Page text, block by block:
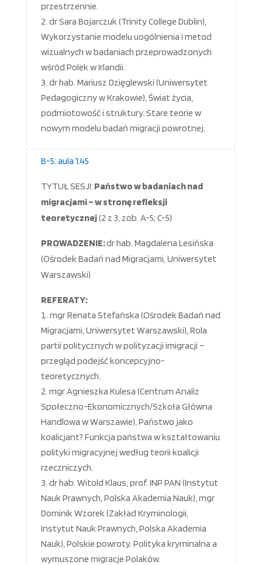
przestrzennie.
dr Sara Bojarczuk (Trinity College Dublin),
Wykorzystanie modelu uogólnienia i metod
wizualnych w badaniach przeprowadzonych
wśród Polek w Irlandii.
dr hab. Mariusz Dzięglewski (Uniwersytet
Pedagogiczny w Krakowie), Świat życia,
podmiotowość i struktury. Stare teorie w
nowym modelu badań migracji powrotnej.
B-5: aula 1.45
TYTUŁ SESJI: Państwo w badaniach nad
migracjami – w stronę refleksji
teoretycznej(2 z 3, zob. A-5; C-5)
PROWADZENIE:dr hab. Magdalena Lesińska
(Ośrodek Badań nad Migracjami, Uniwersytet
Warszawski)
REFERATY:
mgr Renata Stefańska (Ośrodek Badań nad
Migracjami, Uniwersytet Warszawski), Rola
partii politycznych w polityzacji imigracji –
przegląd podejść koncepcyjno-
teoretycznych.
mgr Agnieszka Kulesa (Centrum Analiz
Społeczno-Ekonomicznych/Szkoła Główna
Handlowa w Warszawie), Państwo jako
koalicjant? Funkcja państwa w kształtowaniu
polityki migracyjnej według teorii koalicji
rzeczniczych.
dr hab. Witold Klaus, prof. INP PAN (Instytut
Nauk Prawnych, Polska Akademia Nauk), mgr
Dominik Wzorek (Zakład Kryminologii,
Instytut Nauk Prawnych, Polska Akademia
Nauk), Polskie powroty. Polityka kryminalna a
wymuszone migracje Polaków.